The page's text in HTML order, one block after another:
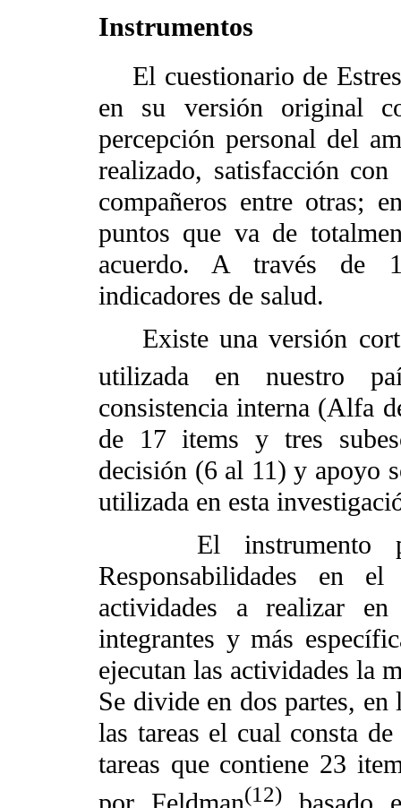
Instrumentos
El cuestionario de
en su versión original
percepción personal del
realizado, satisfacción
compañeros entre otras;
puntos que va de
acuerdo. A través de
indicadores de salud.
Existe una versión
utilizada en nuestro
consistencia interna (Alfa
de 17 items y tres
decisión (6 al 11) y apoyo
utilizada en esta
El instrumento
Responsabilidades en el
actividades a realizar
integrantes y más
ejecutan las actividades la
Se divide en dos partes,
las tareas el cual consta
tareas que contiene 23
(12)